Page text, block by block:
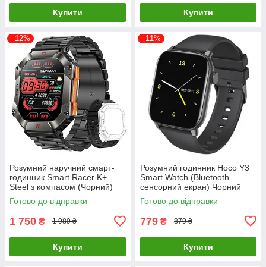
Купити Купити
–12%
Розумний наручний смарт-
годинник Smart Racer K+
Steel з компасом (Чорний)
Готово до відправки
1 750 ₴ 1 989 ₴
Купити
–11%
Розумний годинник Hoco Y3
Smart Watch (Bluetooth
сенсорний екран) Чорний
Готово до відправки
779 ₴ 879 ₴
Купити